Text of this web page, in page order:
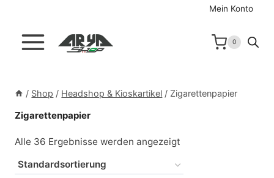
springen
Mein Konto
0
/ Shop / Headshop & Kioskartikel / Zigarettenpapier
Zigarettenpapier
Alle 36 Ergebnisse werden angezeigt